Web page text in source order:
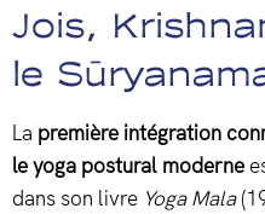
Jois,
le
La première intégration
le yoga postural moderne
dans son livre Yoga Mala